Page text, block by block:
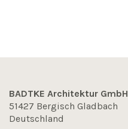
BADTKE Architektur GmbH
51427 Bergisch Gladbach
Deutschland